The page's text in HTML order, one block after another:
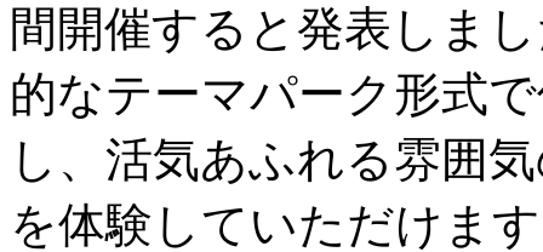
間開催すると発表しま
的なテーマパーク形式
し、活気あふれる雰囲
を体験していただけま